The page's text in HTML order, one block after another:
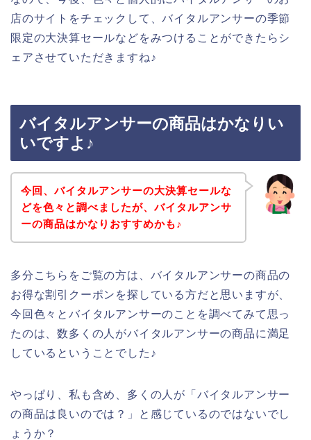
店のサイトをチェックして、バイタルアンサーの季節
限定の大決算セールなどをみつけることができたらシ
ェアさせていただきますね♪
バイタルアンサーの商品はかなりい
いですよ♪
今回、バイタルアンサーの大決算セールな
どを色々と調べましたが、バイタルアンサ
ーの商品はかなりおすすめかも♪
多分こちらをご覧の方は、バイタルアンサーの商品の
お得な割引クーポンを探している方だと思いますが、
今回色々とバイタルアンサーのことを調べてみて思っ
たのは、数多くの人がバイタルアンサーの商品に満足
しているということでした♪
やっぱり、私も含め、多くの人が「バイタルアンサー
の商品は良いのでは？」と感じているのではないでし
ょうか？